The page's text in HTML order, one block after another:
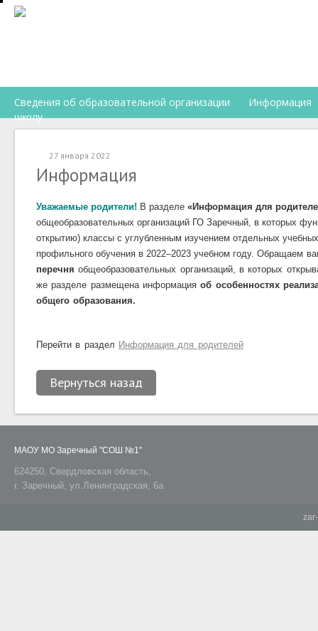
Сведения об образовательной организации Информация
школу
27 января 2022
Информация
Уважаемые родители! В разделе «Информация для
общеобразовательных организаций ГО Заречный, в которых
открытию) классы с углубленным изучением отдельных
профильного обучения в 2022–2023 учебном году. Обращаем
перечняобщеобразовательных организаций, в которых
же разделе размещена информацияоб особенностях
общего образования.
Перейти в раздел Информация для родителей
Вернуться назад
МАОУ МО Заречный "СОШ №1"
624250, Свердловская область,
г. Заречный, ул.Ленинградская, 6а